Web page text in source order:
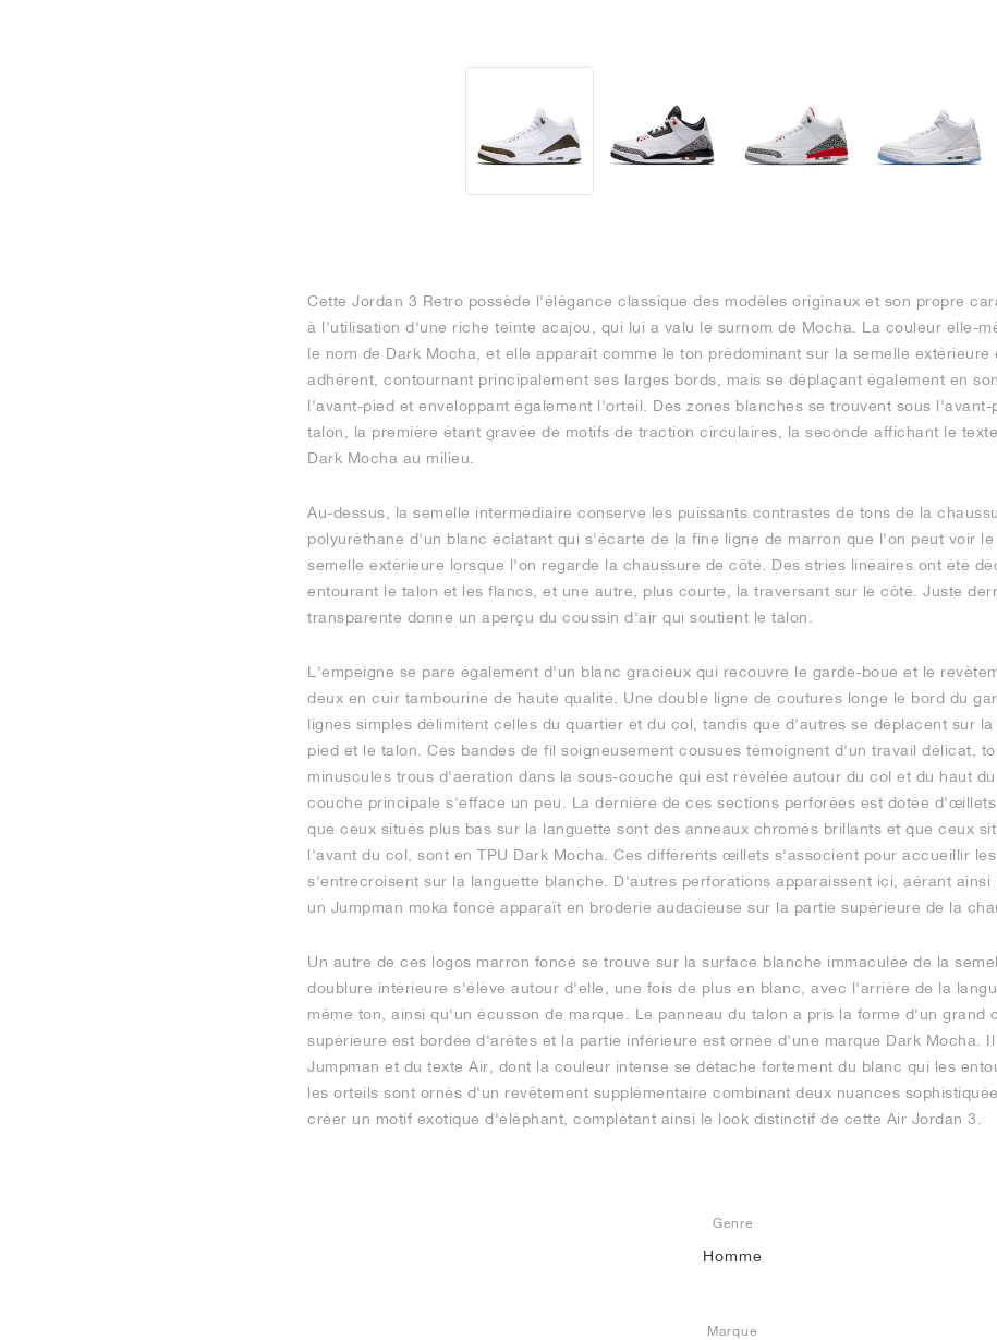
Cette Jordan 3 Retro possède l'élégance classique des modèles originaux et son propre
à l'utilisation d'une riche teinte acajou, qui lui a valu le surnom de Mocha. La couleur elle-
le nom de Dark Mocha, et elle apparaît comme le ton prédominant sur la semelle extérieure
adhérent, contournant principalement ses larges bords, mais se déplaçant également en
l'avant-pied et enveloppant également l'orteil. Des zones blanches se trouvent sous
talon, la première étant gravée de motifs de traction circulaires, la seconde affichant le
Dark Mocha au milieu.
Au-dessus, la semelle intermédiaire conserve les puissants contrastes de tons de la
polyuréthane d'un blanc éclatant qui s'écarte de la fine ligne de marron que l'on peut voir
semelle extérieure lorsque l'on regarde la chaussure de côté. Des stries linéaires ont été
entourant le talon et les flancs, et une autre, plus courte, la traversant sur le côté. Juste
transparente donne un aperçu du coussin d'air qui soutient le talon.
L'empeigne se pare également d'un blanc gracieux qui recouvre le garde-boue et le
deux en cuir tambouriné de haute qualité. Une double ligne de coutures longe le bord du
lignes simples délimitent celles du quartier et du col, tandis que d'autres se déplacent sur
pied et le talon. Ces bandes de fil soigneusement cousues témoignent d'un travail délicat,
minuscules trous d'aération dans la sous-couche qui est révélée autour du col et du haut
couche principale s'efface un peu. La dernière de ces sections perforées est dotée
que ceux situés plus bas sur la languette sont des anneaux chromés brillants et que ceux
l'avant du col, sont en TPU Dark Mocha. Ces différents œillets s'associent pour accueillir
s'entrecroisent sur la languette blanche. D'autres perforations apparaissent ici, aérant ainsi
un Jumpman moka foncé apparaît en broderie audacieuse sur la partie supérieure de la
Un autre de ces logos marron foncé se trouve sur la surface blanche immaculée de la
doublure intérieure s'élève autour d'elle, une fois de plus en blanc, avec l'arrière de la
même ton, ainsi qu'un écusson de marque. Le panneau du talon a pris la forme d'un grand
supérieure est bordée d'arêtes et la partie inférieure est ornée d'une marque Dark Mocha.
Jumpman et du texte Air, dont la couleur intense se détache fortement du blanc qui les
les orteils sont ornés d'un revêtement supplémentaire combinant deux nuances
créer un motif exotique d'éléphant, complétant ainsi le look distinctif de cette Air Jordan 3.
Genre
Homme
Marque